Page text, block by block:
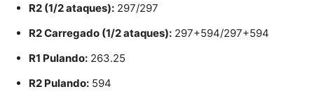
R2 (1/2 ataques): 297/297
R2 Carregado (1/2 ataques): 297+594/297+594
R1 Pulando: 263.25
R2 Pulando: 594